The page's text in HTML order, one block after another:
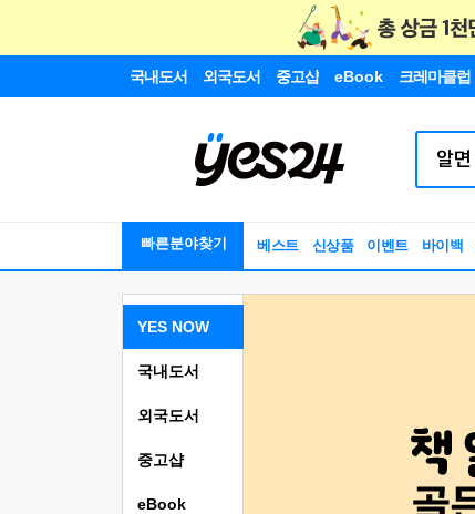
국내도서 외국도서 중고샵 eBook 크레마클럽
빠른분야찾기 베스트 신상품 이벤트 바이백
YES NOW
국내도서
외국도서
중고샵
eBook